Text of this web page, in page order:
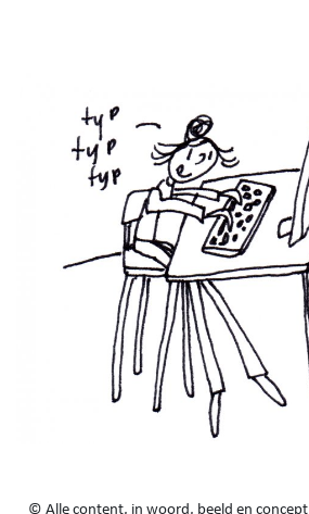
© Alle content, in woord, beeld en concept